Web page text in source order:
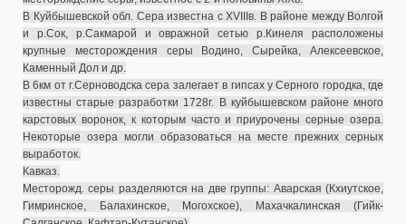
В Куйбышевской обл. Сера известна с XVIIIв. В районе между Волгой
и р.Сок, р.Сакмарой и овражной сетью р.Кинеля расположены
крупные месторождения серы Водино, Сырейка, Алексеевское,
Каменный Дол и др.
В 6км от г.Серноводска сера залегает в гипсах у Серного городка, где
известны старые разработки 1728г. В куйбышевском районе много
карстовых воронок, к которым часто и приурочены серные озера.
Некоторые озера могли образоваться на месте прежних серных
выработок.
Кавказ.
Месторожд. серы разделяются на две группы: Аварская (Кхиутское,
Гимринское, Балахинское, Могохское), Махачкалинская (Гийк-